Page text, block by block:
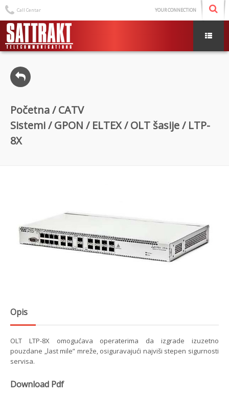
Call Centar YOUR CONNECTION
Početna/CATV
Sistemi/GPON / ELTEX/OLT šasije/ LTP-
8X
Opis
OLT LTP-8X omogućava operaterima da izgrade izuzetno
pouzdane „last mile” mreže, osiguravajući najviši stepen sigurnosti
servisa.
Download Pdf